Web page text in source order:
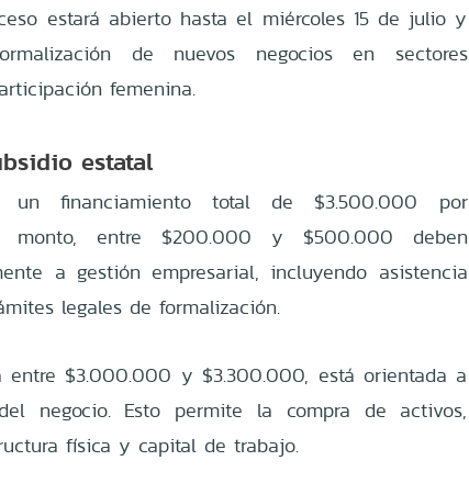
estará abierto hasta el miércoles 15 de julio y
de nuevos negocios en sectores
femenina.
estatal
un financiamiento total de $3.500.000 por
monto, entre $200.000 y $500.000 deben
a gestión empresarial, incluyendo asistencia
legales de formalización.
entre $3.000.000 y $3.300.000, está orientada a
negocio. Esto permite la compra de activos,
física y capital de trabajo.